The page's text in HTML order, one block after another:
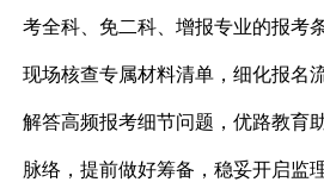
考全科、免二科、增报专业的报考
现场核查专属材料清单，细化报名
解答高频报考细节问题，优路教育
脉络，提前做好筹备，稳妥开启监